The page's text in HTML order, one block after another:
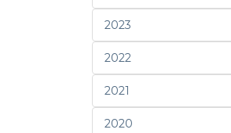
2023
2022
2021
2020